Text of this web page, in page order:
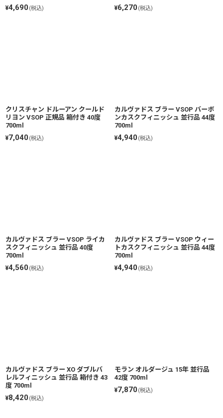
¥4,690(税込)
¥6,270(税込)
クリスチャン ドルーアン クールド
リヨン VSOP 正規品 箱付き 40度
700ml
¥7,040(税込)
カルヴァドス ブラー VSOP バーボ
ンカスクフィニッシュ 並行品 44度
700ml
¥4,940(税込)
カルヴァドス ブラー VSOP ライカ
スクフィニッシュ 並行品 40度
700ml
¥4,560(税込)
カルヴァドス ブラー VSOP ウィー
トカスクフィニッシュ 並行品 44度
700ml
¥4,940(税込)
カルヴァドス ブラー XO ダブルバ
レルフィニッシュ 並行品 箱付き 43
度 700ml
¥8,420(税込)
モラン オルダージュ 15年 並行品
42度 700ml
¥7,870(税込)